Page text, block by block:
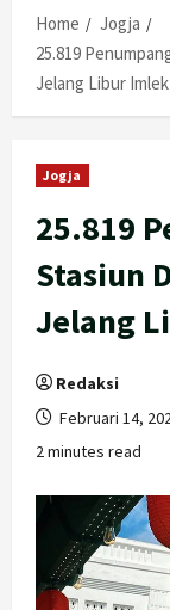
Home
Jogja
25.819
Jelang Libur Imlek
Jogja
25.819
Stasiun
Jelang
Redaksi
Februari 14,
2 minutes read